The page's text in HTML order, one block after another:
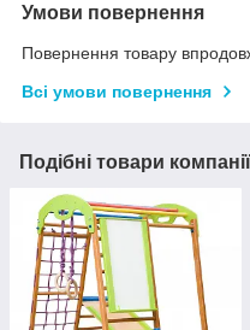
Умови повернення
Повернення товару
Всі умови повернення
Подібні товари компанії